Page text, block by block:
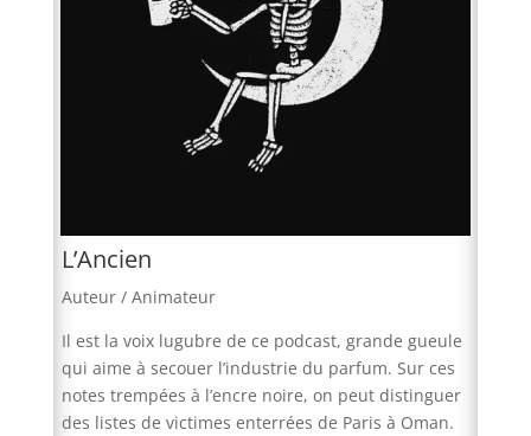
L’Ancien
Auteur / Animateur
Il est la voix lugubre de ce podcast, grande gueule
qui aime à secouer l’industrie du parfum. Sur ces
notes trempées à l’encre noire, on peut distinguer
des listes de victimes enterrées de Paris à Oman.